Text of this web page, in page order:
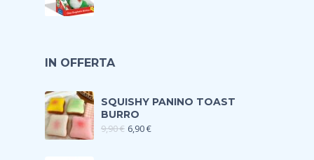
IN OFFERTA
SQUISHY PANINO TOAST
BURRO
9,90€ 6,90€